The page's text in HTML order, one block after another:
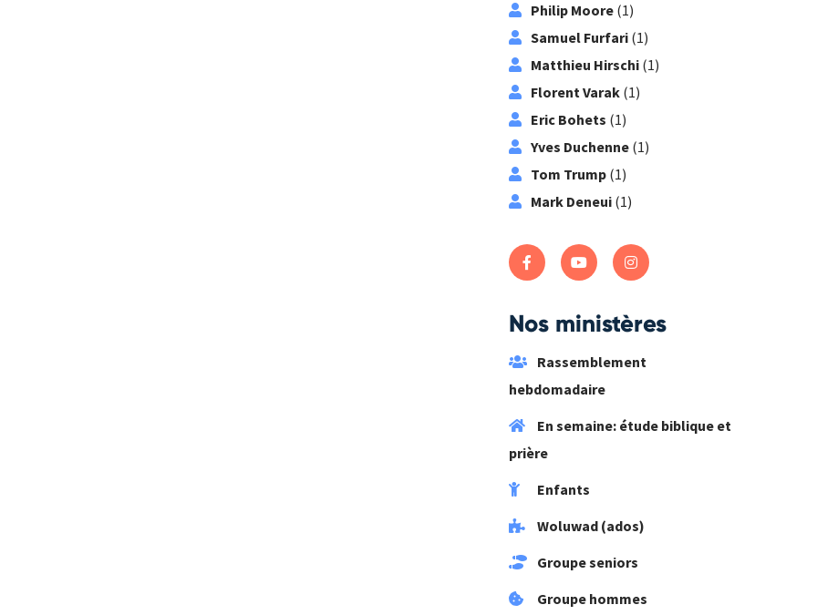
Philip Moore(1)
Samuel Furfari(1)
Matthieu Hirschi(1)
Florent Varak(1)
Eric Bohets (1)
Yves Duchenne(1)
Tom Trump(1)
Mark Deneui(1)
Nos ministères
Rassemblement
hebdomadaire
En semaine: étude biblique et
prière
Enfants
Woluwad (ados)
Groupe seniors
Groupe hommes